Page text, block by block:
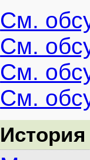
См.
См.
См.
См.